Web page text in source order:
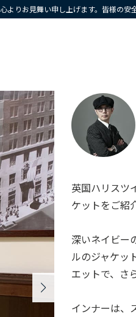
りお見舞い申し上げます。皆様の安
英国ハリスツ
ケットをご紹
深いネイビー
ルのジャケッ
エットで、さ
インナーは、